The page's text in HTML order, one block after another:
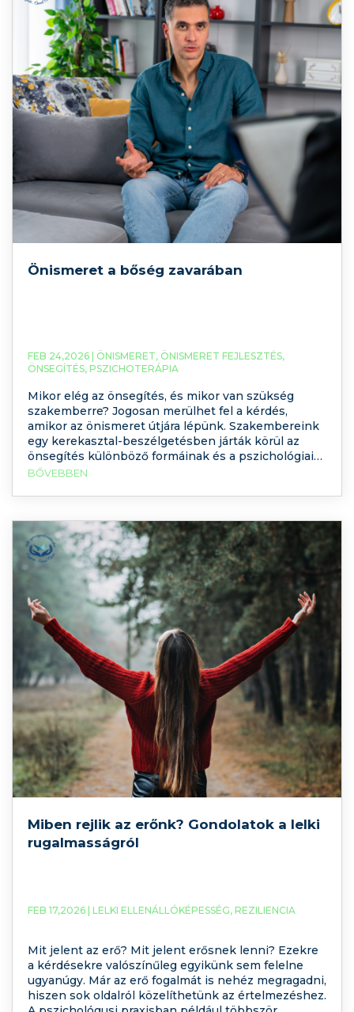
Önismeret a bőség zavarában
FEB 24,2026 | ÖNISMERET, ÖNISMERET FEJLESZTÉS,
ÖNSEGÍTÉS, PSZICHOTERÁPIA
Mikor elég az önsegítés, és mikor van szükség
szakemberre? Jogosan merülhet fel a kérdés,
amikor az önismeret útjára lépünk. Szakembereink
egy kerekasztal-beszélgetésben járták körül az
önsegítés különböző formáinak és a pszichológiai
segítségnyújtás határait, lehetőségeit és buktatóit.
Az önsegítés témája ma aktuálisabb, mint valaha.
és
BŐVEBBEN
Miben rejlik az erőnk? Gondolatok a lelki
rugalmasságról
FEB 17,2026 | LELKI ELLENÁLLÓKÉPESSÉG, REZILIENCIA
Mit jelent az erő? Mit jelent erősnek lenni? Ezekre
a kérdésekre valószínűleg egyikünk sem felelne
ugyanúgy. Már az erő fogalmát is nehéz megragadni,
hiszen sok oldalról közelíthetünk az értelmezéshez.